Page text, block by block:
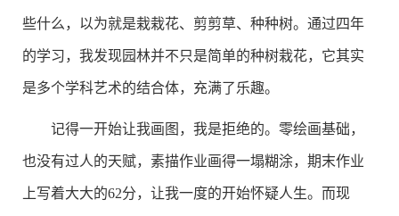
些什么，以为就是栽栽花、剪剪草、种种树。通过四年
的学习，我发现园林并不只是简单的种树栽花，它其实
是多个学科艺术的结合体，充满了乐趣。
记得一开始让我画图，我是拒绝的。零绘画基础，
也没有过人的天赋，素描作业画得一塌糊涂，期末作业
上写着大大的62分，让我一度的开始怀疑人生。而现